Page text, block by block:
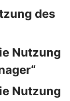
des
Nutzung
Nutzung